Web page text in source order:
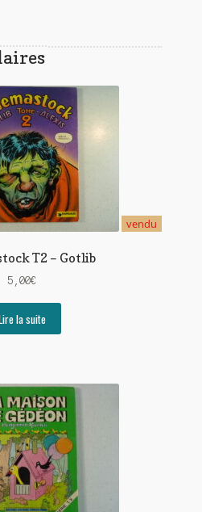
vendu
T2 – Gotlib
5,00€
la suite